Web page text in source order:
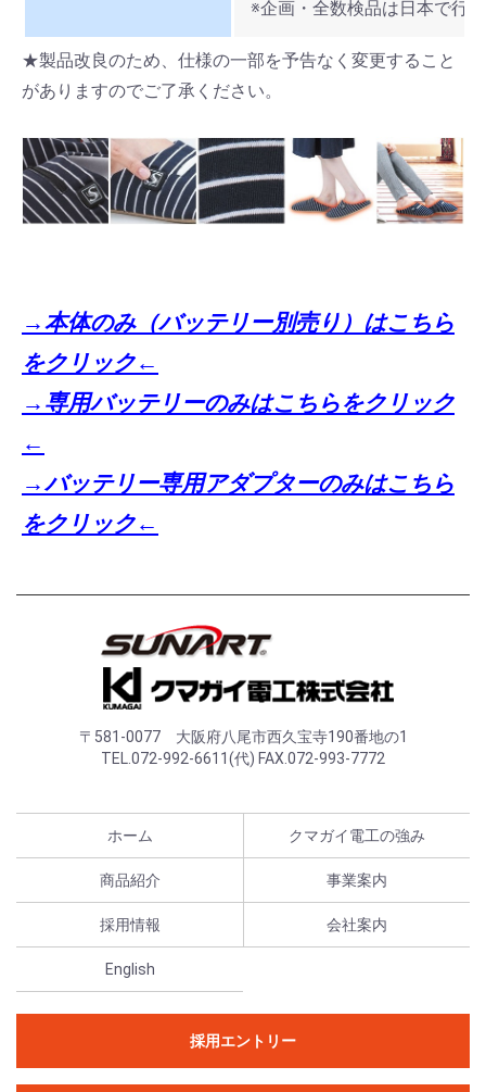
※企画・全数検品は日本で行
★製品改良のため、仕様の一部を予告なく変更すること
がありますのでご了承ください。
→本体のみ（バッテリー別売り）はこちら
をクリック←
→専用バッテリーのみはこちらをクリック
←
→バッテリー専用アダプターのみはこちら
をクリック←
〒581-0077 大阪府八尾市西久宝寺190番地の1
TEL.072-992-6611(代) FAX.072-993-7772
ホーム クマガイ電工の強み
商品紹介 事業案内
採用情報 会社案内
English
採用エントリー